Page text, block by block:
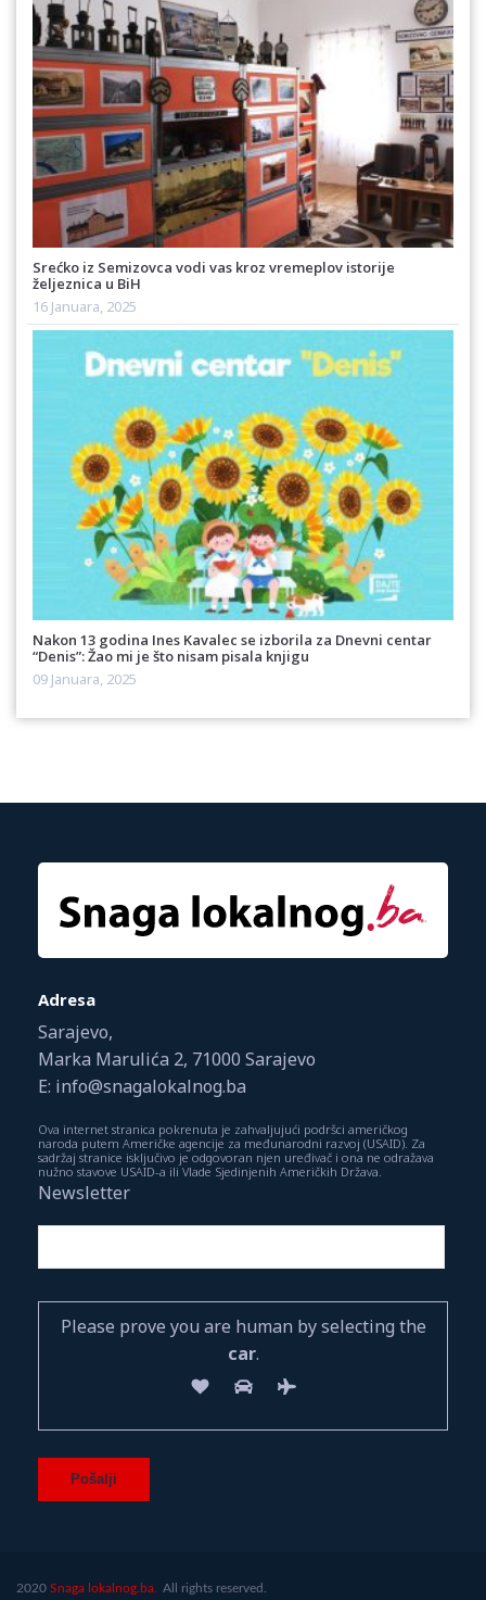
Srećko iz Semizovca vodi vas kroz vremeplov istorije
željeznica u BiH
16 Januara, 2025
Nakon 13 godina Ines Kavalec se izborila za Dnevni centar
“Denis”: Žao mi je što nisam pisala knjigu
09 Januara, 2025
Adresa
Sarajevo,
Marka Marulića 2, 71000 Sarajevo
E: info@snagalokalnog.ba
Ova internet stranica pokrenuta je zahvaljujući podršci američkog
naroda putem Američke agencije za međunarodni razvoj (USAID). Za
sadržaj stranice isključivo je odgovoran njen uređivač i ona ne odražava
nužno stavove USAID-a ili Vlade Sjedinjenih Američkih Država.
Newsletter
Please prove you are human by selecting the
car.
2020 Snaga lokalnog.ba. All rights reserved.